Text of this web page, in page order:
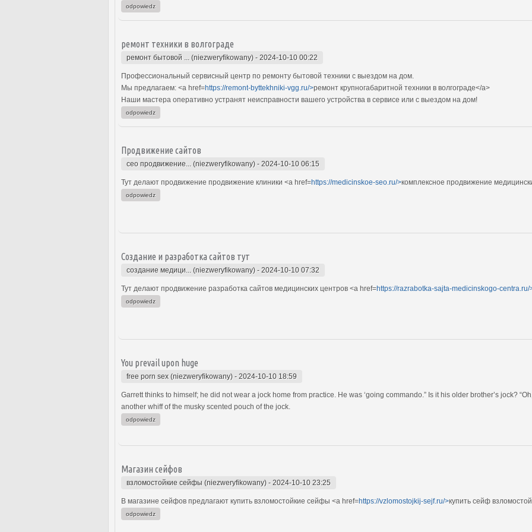
odpowiedz
ремонт техники в волгограде
ремонт бытовой ... (niezweryfikowany) - 2024-10-10 00:22
Профессиональный сервисный центр по ремонту бытовой техники с выездом на дом.
Мы предлагаем: <a href=https://remont-byttekhniki-vgg.ru/>ремонт крупногабаритной техники в волгограде</a>
Наши мастера оперативно устранят неисправности вашего устройства в сервисе или с выездом на дом!
odpowiedz
Продвижение сайтов
сео продвижение... (niezweryfikowany) - 2024-10-10 06:15
Тут делают продвижение продвижение клиники <a href=https://medicinskoe-seo.ru/>комплексное продвижение
odpowiedz
Создание и разработка сайтов тут
создание медици... (niezweryfikowany) - 2024-10-10 07:32
Тут делают продвижение разработка сайтов медицинских центров <a href=https://razrabotka-sajta-medicinskogo-centra.ru/
odpowiedz
You prevail upon huge
free porn sex (niezweryfikowany) - 2024-10-10 18:59
Garrett thinks to himself; he did not wear a jock home from practice. He was ‘going commando.” Is it his older brother’s jock?
another whiff of the musky scented pouch of the jock.
odpowiedz
Магазин сейфов
взломостойкие сейфы (niezweryfikowany) - 2024-10-10 23:25
В магазине сейфов предлагают купить взломостойкие сейфы <a href=https://vzlomostojkij-sejf.ru/>купить сейф
odpowiedz